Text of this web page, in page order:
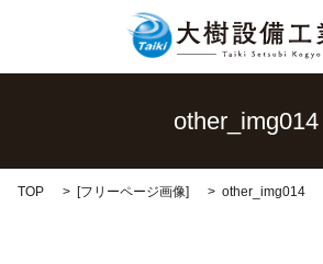
other_img014
TOP [フリーページ画像] other_img014